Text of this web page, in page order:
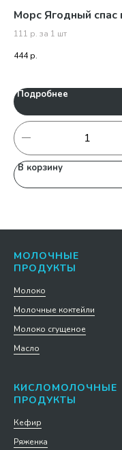
Морс Ягодный
111 р. за 1 шт
444 р.
Подробнее
В корзину
МОЛОЧНЫЕ
ПРОДУКТЫ
Молоко
Молочные коктейли
Молоко сгущеное
Масло
КИСЛОМОЛОЧНЫЕ
ПРОДУКТЫ
Кефир
Ряженка